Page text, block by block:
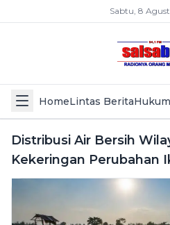
Sabtu, 8
HomeLintas BeritaHukum
Distribusi Air Bersih
Kekeringan Perubahan